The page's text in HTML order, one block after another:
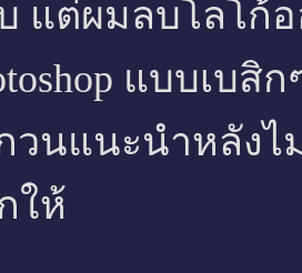
แต่ผมลบโลโก้
แบบเบสิ
วนแนะนำหลังไ
ให้